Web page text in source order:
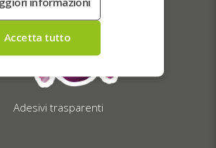
Adesivi trasparenti